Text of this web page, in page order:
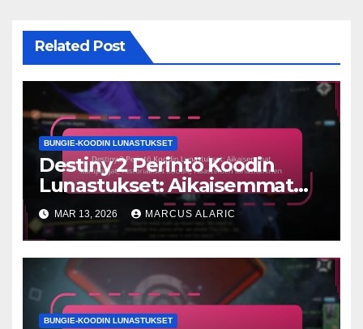
Related Post
BUNGIE-KOODIN LUNASTUKSET
Destiny 2 Perintö Koodin
Lunastukset: Aikaisemmat
kampanjat, Historialliset
koodit, Haasteiden
lunastaminen
MAR 13, 2026 MARCUS ALARIC
BUNGIE-KOODIN LUNASTUKSET